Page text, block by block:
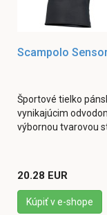
Scampolo
Športové tielko
vynikajúcim
výbornou tvarovou
20.28 EUR
Kúpiť v e-shope